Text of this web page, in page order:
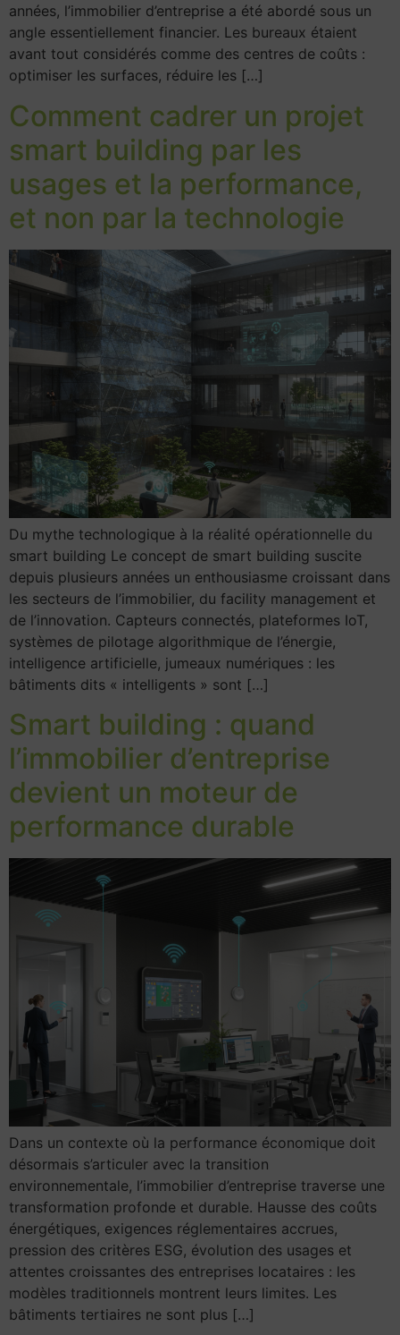
années, l’immobilier d’entreprise a été abordé sous un
angle essentiellement financier. Les bureaux étaient
avant tout considérés comme des centres de coûts :
optimiser les surfaces, réduire les […]
Comment cadrer un projet
smart building par les
usages et la performance,
et non par la technologie
Du mythe technologique à la réalité opérationnelle du
smart building Le concept de smart building suscite
depuis plusieurs années un enthousiasme croissant dans
les secteurs de l’immobilier, du facility management et
de l’innovation. Capteurs connectés, plateformes IoT,
systèmes de pilotage algorithmique de l’énergie,
intelligence artificielle, jumeaux numériques : les
bâtiments dits « intelligents » sont […]
Smart building : quand
l’immobilier d’entreprise
devient un moteur de
performance durable
Dans un contexte où la performance économique doit
désormais s’articuler avec la transition
environnementale, l’immobilier d’entreprise traverse une
transformation profonde et durable. Hausse des coûts
énergétiques, exigences réglementaires accrues,
pression des critères ESG, évolution des usages et
attentes croissantes des entreprises locataires : les
modèles traditionnels montrent leurs limites. Les
bâtiments tertiaires ne sont plus […]